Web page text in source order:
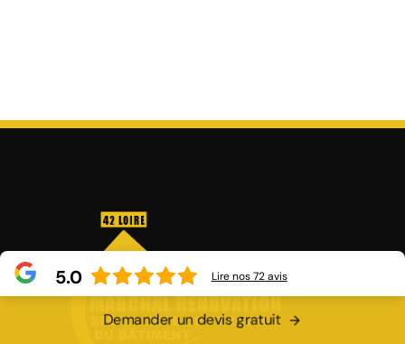
Demander un devis gratuit
5.0 Lire nos72avis